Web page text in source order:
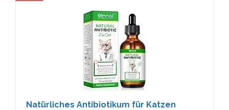
Natürliches Antibiotikum für Katzen